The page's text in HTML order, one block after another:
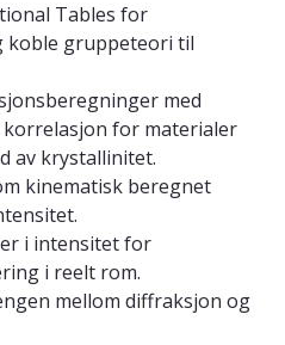
Tables for
koble gruppeteori til
med
for materialer
av krystallinitet.
kinematisk beregnet
i intensitet for
i reelt rom.
mellom diffraksjon og